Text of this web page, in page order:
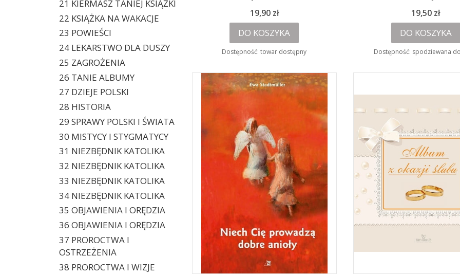
21 KIERMASZ TANIEJ KSIĄŻKI
22 KSIĄŻKA NA WAKACJE
23 POWIEŚCI
24 LEKARSTWO DLA DUSZY
25 ZAGROŻENIA
26 TANIE ALBUMY
27 DZIEJE POLSKI
28 HISTORIA
29 SPRAWY POLSKI I ŚWIATA
30 MISTYCY I STYGMATYCY
31 NIEZBĘDNIK KATOLIKA
32 NIEZBĘDNIK KATOLIKA
33 NIEZBĘDNIK KATOLIKA
34 NIEZBĘDNIK KATOLIKA
35 OBJAWIENIA I ORĘDZIA
36 OBJAWIENIA I ORĘDZIA
37 PROROCTWA I
OSTRZEŻENIA
38 PROROCTWA I WIZJE
Cena
19,90 zł
DO KOSZYKA
Dostępność:towar dostępny
Cena
19,50 zł
DO KOSZYKA
Dostępność: spodziewana